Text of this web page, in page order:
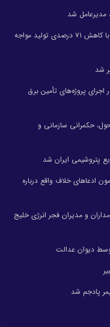
مدیرعامل شد
پتروشیمی اروند پس از اختلالات ناشی از جنگ، با کاهش ۷۱ درصدی تولید مواجه
شد
پروژه‌های تأمین برق
حکمرانی سازمانی و
پتروشیمی ایران شد
ادعاهای خلاف واقع درباره
و مدیران فجر انرژی خلیج
دیوان عدالت
پادجم شد